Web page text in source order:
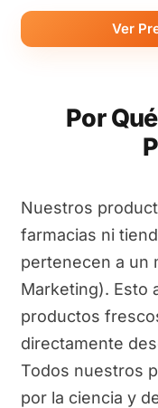
Ver
Por
Nuestros
farmacias ni
pertenecen a un
Marketing). Esto
productos
directamente
Todos nuestros
por la ciencia y